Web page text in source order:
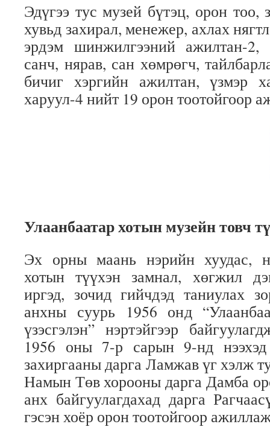
Эдүгээ тус музей бүтэц, орон тоо,
хувьд захирал, менежер, ахлах
эрдэм шинжилгээний ажилтан-2,
санч, нярав, сан хөмрөгч,
бичиг хэргийн ажилтан, үзмэр
харуул-4 нийт 19 орон тоотойгоор
Улаанбаатар хотын музейн товч
Эх орны маань нэрийн хуудас,
хотын түүхэн замнал, хөгжил
иргэд, зочид гийчдэд таниулах
анхны суурь 1956 онд
үзэсгэлэн” нэртэйгээр
1956 оны 7-р сарын 9-нд нээхэд
захиргааны дарга Ламжав үг хэлж
Намын Төв хорооны дарга Дамба
анх байгуулагдахад дарга
гэсэн хоёр орон тоотойгоор